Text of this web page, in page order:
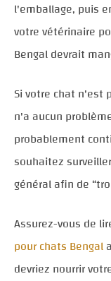
l'emballage, puis
votre vétérinaire
Bengal devrait
Si votre chat n'est
n'a aucun
probablement
souhaitez
général afin de
Assurez-vous de
pour chats Bengal
devriez nourrir